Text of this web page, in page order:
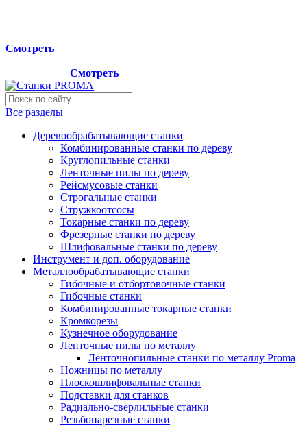
Смотреть
Смотреть
Все разделы
Деревообрабатывающие станки
Комбинированные станки по дереву
Круглопильные станки
Ленточные пилы по дереву
Рейсмусовые станки
Строгальные станки
Стружкоотсосы
Токарные станки по дереву
Фрезерные станки по дереву
Шлифовальные станки по дереву
Инструмент и доп. оборудование
Металлообрабатывающие станки
Гибочные и отбортовочные станки
Гибочные станки
Комбинированные токарные станки
Кромкорезы
Кузнечное оборудование
Ленточные пилы по металлу
Ленточнопильные станки по металлу Proma
Ножницы по металлу
Плоскошлифовальные станки
Подставки для станков
Радиально-сверлильные станки
Резьбонарезные станки